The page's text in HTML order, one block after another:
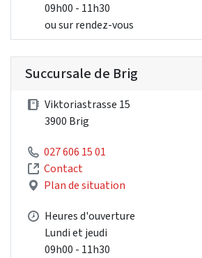
09h00 - 11h30
ou sur rendez-vous
Succursale de Brig
Viktoriastrasse 15
3900 Brig
027 606 15 01
Contact
Plan de situation
Heures d'ouverture
Lundi et jeudi
09h00 - 11h30